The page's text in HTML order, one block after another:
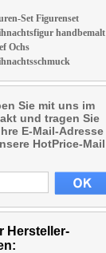
Set Figurenset
handbemalt
Ochs
Sie mit uns im
und tragen Sie
E-Mail-Adresse
HotPrice-Mail
Hersteller-